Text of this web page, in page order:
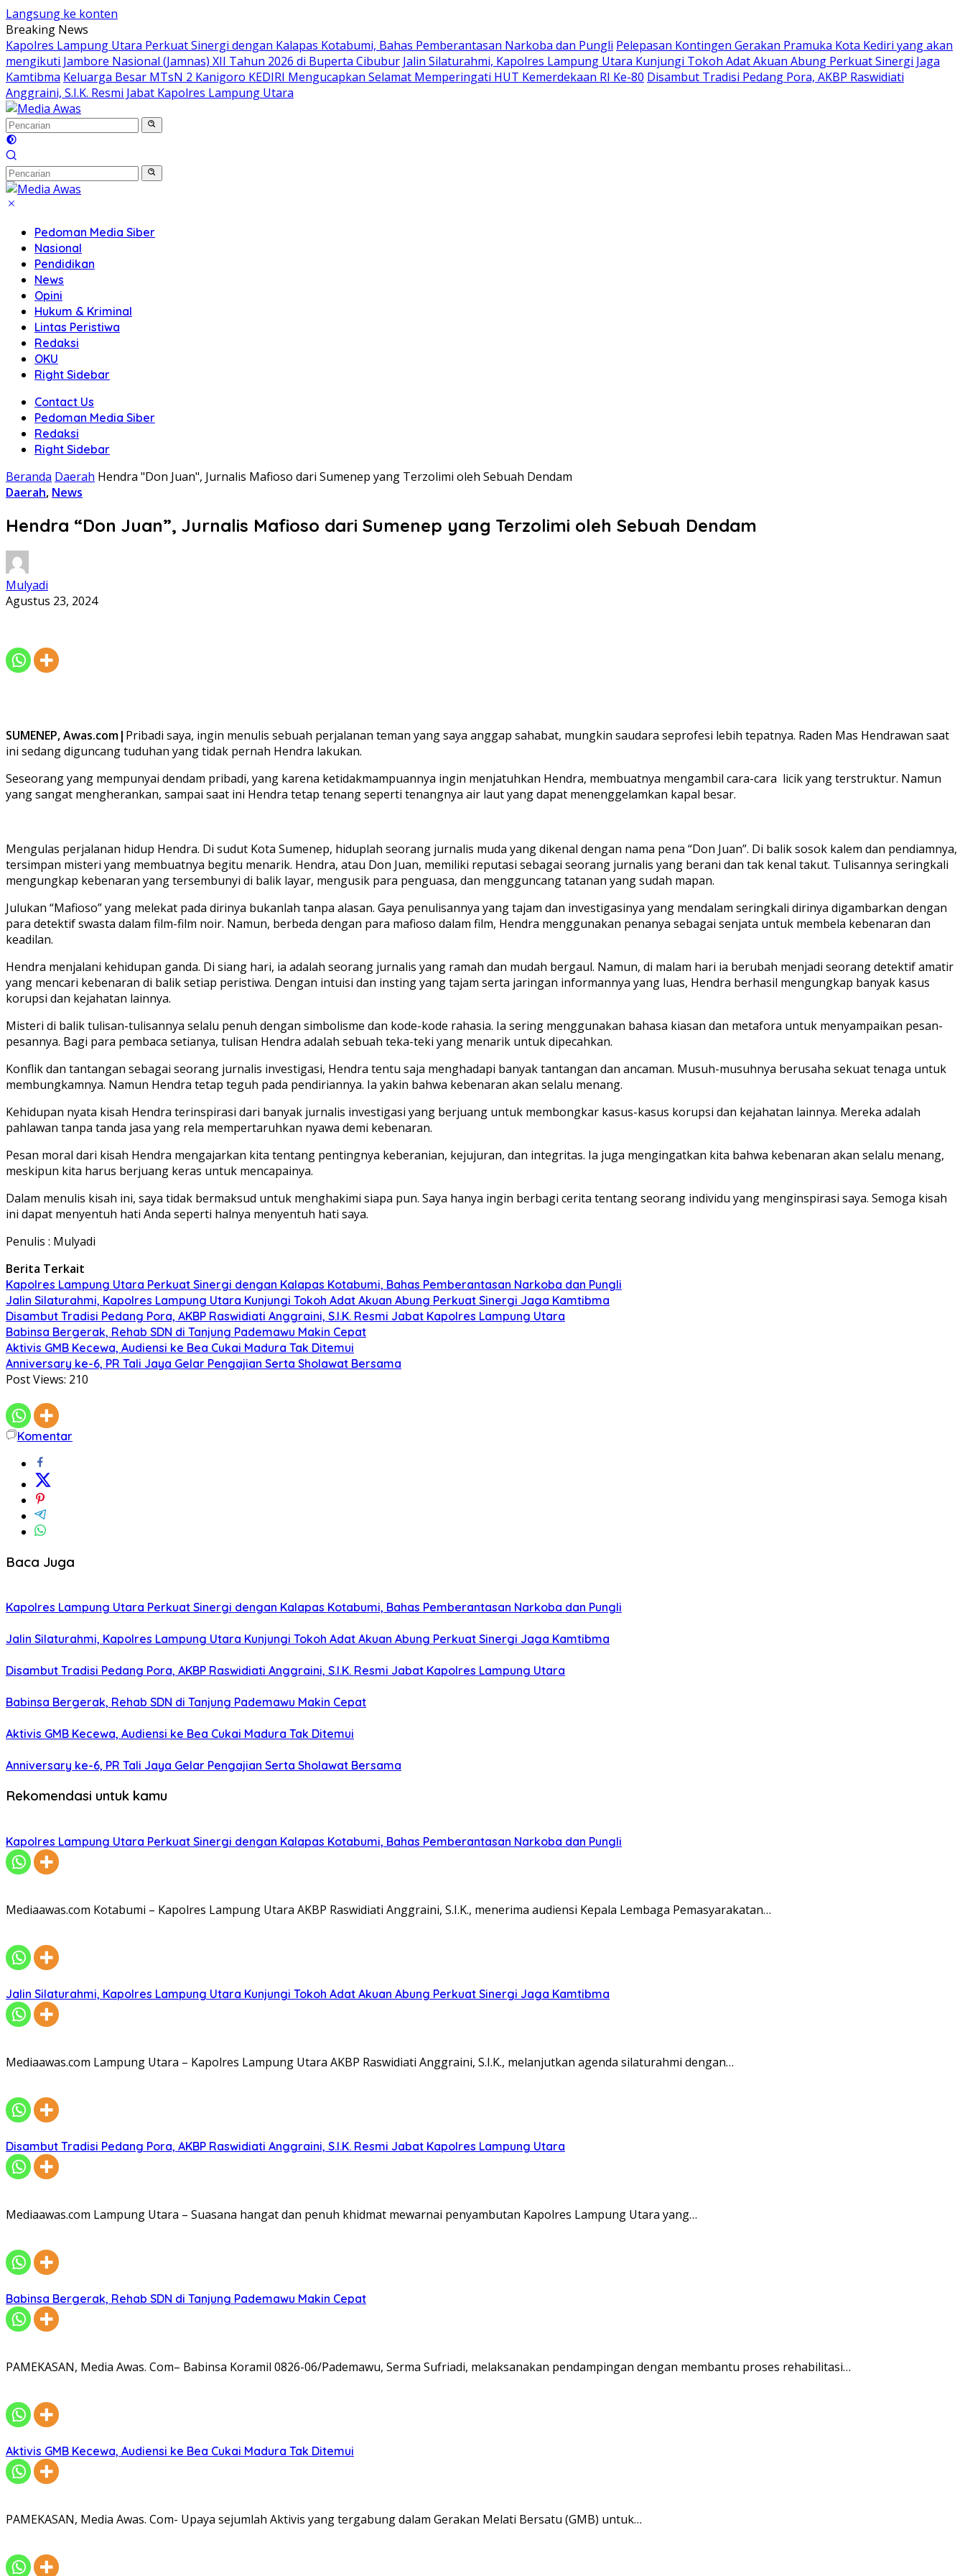
Langsung ke konten
Breaking News
Kapolres Lampung Utara Perkuat Sinergi dengan Kalapas Kotabumi, Bahas Pemberantasan Narkoba dan Pungli Pelepasan Kontingen Gerakan Pramuka Kota Kediri yang akan
mengikuti Jambore Nasional (Jamnas) XII Tahun 2026 di Buperta Cibubur Jalin Silaturahmi, Kapolres Lampung Utara Kunjungi Tokoh Adat Akuan Abung Perkuat Sinergi Jaga
Kamtibma Keluarga Besar MTsN 2 Kanigoro KEDIRI Mengucapkan Selamat Memperingati HUT Kemerdekaan RI Ke-80 Disambut Tradisi Pedang Pora, AKBP Raswidiati
Anggraini, S.I.K. Resmi Jabat Kapolres Lampung Utara
Pedoman Media Siber
Nasional
Pendidikan
News
Opini
Hukum & Kriminal
Lintas Peristiwa
Redaksi
OKU
Right Sidebar
Contact Us
Pedoman Media Siber
Redaksi
Right Sidebar
Beranda Daerah Hendra "Don Juan", Jurnalis Mafioso dari Sumenep yang Terzolimi oleh Sebuah Dendam
Daerah, News
Hendra “Don Juan”, Jurnalis Mafioso dari Sumenep yang Terzolimi oleh Sebuah Dendam
Mulyadi
Agustus 23, 2024
SUMENEP, Awas.com| Pribadi saya, ingin menulis sebuah perjalanan teman yang saya anggap sahabat, mungkin saudara seprofesi lebih tepatnya. Raden Mas Hendrawan saat
ini sedang diguncang tuduhan yang tidak pernah Hendra lakukan.
Seseorang yang mempunyai dendam pribadi, yang karena ketidakmampuannya ingin menjatuhkan Hendra, membuatnya mengambil cara-cara licik yang terstruktur. Namun
yang sangat mengherankan, sampai saat ini Hendra tetap tenang seperti tenangnya air laut yang dapat menenggelamkan kapal besar.
Mengulas perjalanan hidup Hendra. Di sudut Kota Sumenep, hiduplah seorang jurnalis muda yang dikenal dengan nama pena “Don Juan”. Di balik sosok kalem dan pendiamnya,
tersimpan misteri yang membuatnya begitu menarik. Hendra, atau Don Juan, memiliki reputasi sebagai seorang jurnalis yang berani dan tak kenal takut. Tulisannya seringkali
mengungkap kebenaran yang tersembunyi di balik layar, mengusik para penguasa, dan mengguncang tatanan yang sudah mapan.
Julukan “Mafioso” yang melekat pada dirinya bukanlah tanpa alasan. Gaya penulisannya yang tajam dan investigasinya yang mendalam seringkali dirinya digambarkan dengan
para detektif swasta dalam film-film noir. Namun, berbeda dengan para mafioso dalam film, Hendra menggunakan penanya sebagai senjata untuk membela kebenaran dan
keadilan.
Hendra menjalani kehidupan ganda. Di siang hari, ia adalah seorang jurnalis yang ramah dan mudah bergaul. Namun, di malam hari ia berubah menjadi seorang detektif amatir
yang mencari kebenaran di balik setiap peristiwa. Dengan intuisi dan insting yang tajam serta jaringan informannya yang luas, Hendra berhasil mengungkap banyak kasus
korupsi dan kejahatan lainnya.
Misteri di balik tulisan-tulisannya selalu penuh dengan simbolisme dan kode-kode rahasia. Ia sering menggunakan bahasa kiasan dan metafora untuk menyampaikan pesan-
pesannya. Bagi para pembaca setianya, tulisan Hendra adalah sebuah teka-teki yang menarik untuk dipecahkan.
Konflik dan tantangan sebagai seorang jurnalis investigasi, Hendra tentu saja menghadapi banyak tantangan dan ancaman. Musuh-musuhnya berusaha sekuat tenaga untuk
membungkamnya. Namun Hendra tetap teguh pada pendiriannya. Ia yakin bahwa kebenaran akan selalu menang.
Kehidupan nyata kisah Hendra terinspirasi dari banyak jurnalis investigasi yang berjuang untuk membongkar kasus-kasus korupsi dan kejahatan lainnya. Mereka adalah
pahlawan tanpa tanda jasa yang rela mempertaruhkan nyawa demi kebenaran.
Pesan moral dari kisah Hendra mengajarkan kita tentang pentingnya keberanian, kejujuran, dan integritas. Ia juga mengingatkan kita bahwa kebenaran akan selalu menang,
meskipun kita harus berjuang keras untuk mencapainya.
Dalam menulis kisah ini, saya tidak bermaksud untuk menghakimi siapa pun. Saya hanya ingin berbagi cerita tentang seorang individu yang menginspirasi saya. Semoga kisah
ini dapat menyentuh hati Anda seperti halnya menyentuh hati saya.
Penulis : Mulyadi
Berita Terkait
Kapolres Lampung Utara Perkuat Sinergi dengan Kalapas Kotabumi, Bahas Pemberantasan Narkoba dan Pungli
Jalin Silaturahmi, Kapolres Lampung Utara Kunjungi Tokoh Adat Akuan Abung Perkuat Sinergi Jaga Kamtibma
Disambut Tradisi Pedang Pora, AKBP Raswidiati Anggraini, S.I.K. Resmi Jabat Kapolres Lampung Utara
Babinsa Bergerak, Rehab SDN di Tanjung Pademawu Makin Cepat
Aktivis GMB Kecewa, Audiensi ke Bea Cukai Madura Tak Ditemui
Anniversary ke-6, PR Tali Jaya Gelar Pengajian Serta Sholawat Bersama
Post Views: 210
Komentar
Baca Juga
Kapolres Lampung Utara Perkuat Sinergi dengan Kalapas Kotabumi, Bahas Pemberantasan Narkoba dan Pungli
Jalin Silaturahmi, Kapolres Lampung Utara Kunjungi Tokoh Adat Akuan Abung Perkuat Sinergi Jaga Kamtibma
Disambut Tradisi Pedang Pora, AKBP Raswidiati Anggraini, S.I.K. Resmi Jabat Kapolres Lampung Utara
Babinsa Bergerak, Rehab SDN di Tanjung Pademawu Makin Cepat
Aktivis GMB Kecewa, Audiensi ke Bea Cukai Madura Tak Ditemui
Anniversary ke-6, PR Tali Jaya Gelar Pengajian Serta Sholawat Bersama
Rekomendasi untuk kamu
Kapolres Lampung Utara Perkuat Sinergi dengan Kalapas Kotabumi, Bahas Pemberantasan Narkoba dan Pungli
Mediaawas.com Kotabumi – Kapolres Lampung Utara AKBP Raswidiati Anggraini, S.I.K., menerima audiensi Kepala Lembaga Pemasyarakatan…
Jalin Silaturahmi, Kapolres Lampung Utara Kunjungi Tokoh Adat Akuan Abung Perkuat Sinergi Jaga Kamtibma
Mediaawas.com Lampung Utara – Kapolres Lampung Utara AKBP Raswidiati Anggraini, S.I.K., melanjutkan agenda silaturahmi dengan…
Disambut Tradisi Pedang Pora, AKBP Raswidiati Anggraini, S.I.K. Resmi Jabat Kapolres Lampung Utara
Mediaawas.com Lampung Utara – Suasana hangat dan penuh khidmat mewarnai penyambutan Kapolres Lampung Utara yang…
Babinsa Bergerak, Rehab SDN di Tanjung Pademawu Makin Cepat
PAMEKASAN, Media Awas. Com– Babinsa Koramil 0826-06/Pademawu, Serma Sufriadi, melaksanakan pendampingan dengan membantu proses rehabilitasi…
Aktivis GMB Kecewa, Audiensi ke Bea Cukai Madura Tak Ditemui
PAMEKASAN, Media Awas. Com- Upaya sejumlah Aktivis yang tergabung dalam Gerakan Melati Bersatu (GMB) untuk…